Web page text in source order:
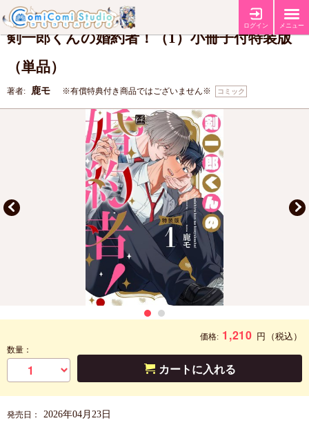
ログイン メニュー
特典 【コミコミ特典4Pリーフレット】 【店舗共通特典ペーパー】
剣一郎くんの婚約者！（1）小冊子付特装版
（単品）
著者: 鹿モ ※有償特典付き商品ではございません※ コミック
価格: 1,210 円 （税込）
数量：
カートに入れる
発売日： 2026年04月23日